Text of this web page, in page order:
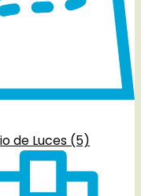
de Luces (5)